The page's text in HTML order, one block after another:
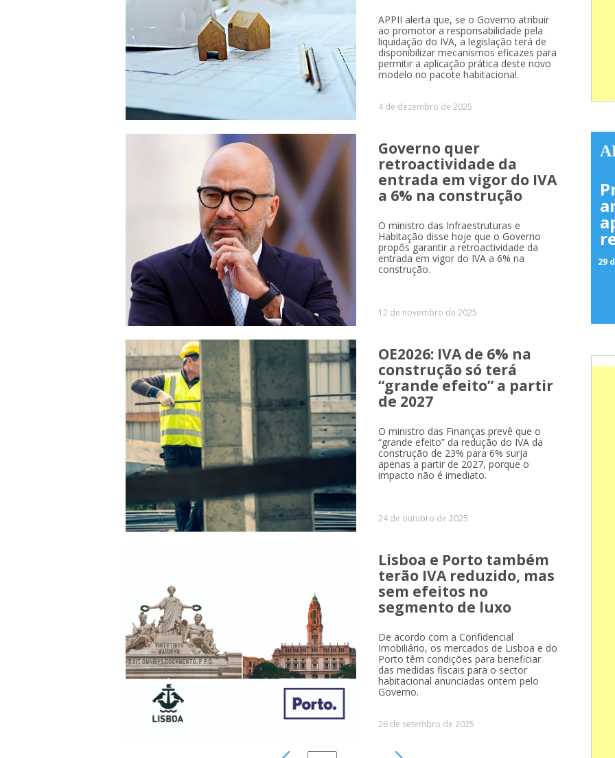
APPII alerta que, se o Governo atribuir
ao promotor a responsabilidade pela
liquidação do IVA, a legislação terá de
disponibilizar mecanismos eficazes para
permitir a aplicação prática deste novo
modelo no pacote habitacional.
4 de dezembro de 2025
Governo quer
retroactividade da
entrada em vigor do IVA
a 6% na construção
O ministro das Infraestruturas e
Habitação disse hoje que o Governo
propôs garantir a retroactividade da
entrada em vigor do IVA a 6% na
construção.
12 de novembro de 2025
OE2026: IVA de 6% na
construção só terá
“grande efeito” a partir
de 2027
O ministro das Finanças prevê que o
“grande efeito” da redução do IVA da
construção de 23% para 6% surja
apenas a partir de 2027, porque o
impacto não é imediato.
24 de outubro de 2025
Lisboa e Porto também
terão IVA reduzido, mas
sem efeitos no
segmento de luxo
De acordo com a Confidencial
Imobiliário, os mercados de Lisboa e do
Porto têm condições para beneficiar
das medidas fiscais para o sector
habitacional anunciadas ontem pelo
Governo.
26 de setembro de 2025
29